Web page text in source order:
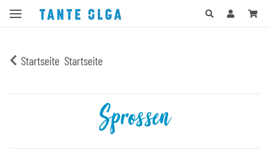
Startseite Startseite
Sprossen